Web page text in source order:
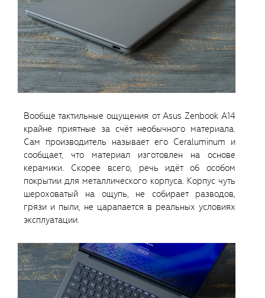
Вообще тактильные ощущения от Asus Zenbook A14
крайне приятные за счёт необычного материала.
Сам производитель называет его Ceraluminum и
сообщает, что материал изготовлен на основе
керамики. Скорее всего, речь идёт об особом
покрытии для металлического корпуса. Корпус чуть
шероховатый на ощупь, не собирает разводов,
грязи и пыли, не царапается в реальных условиях
эксплуатации.